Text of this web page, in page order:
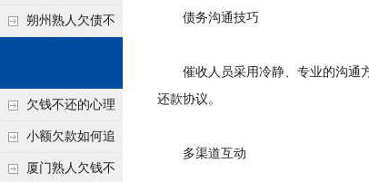
要账就用这2招
吗？2026年这3个方
朔州熟人欠债不
死账变活
欠钱不还的心理
是什么？读懂欠款人
的心态催收事半功倍
小额欠款如何追
讨 厦门熟人欠钱不
债务沟通技巧
催收人员采用冷静、专业的沟通方
还款协议。
多渠道互动